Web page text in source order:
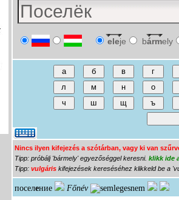
eleje bármely
Nincs ilyen kifejezés a szótárban, vagy ki van
Tipp: próbálj 'bármely' egyezőséggel keresni. klikk ide
Tipp: vulgáris kifejezések kereséséhez klikkeld be a
поселение Főnév